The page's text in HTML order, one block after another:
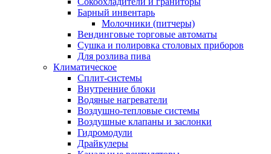
Барный инвентарь
Молочники (питчеры)
Вендинговые торговые автоматы
Сушка и полировка столовых приборов
Для розлива пива
Климатическое
Сплит-системы
Внутренние блоки
Водяные нагреватели
Воздушно-тепловые системы
Воздушные клапаны и заслонки
Гидромодули
Драйкулеры